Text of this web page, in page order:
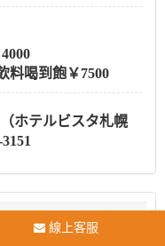
料喝到飽￥7500
ホテルビスタ札幌
線上客服